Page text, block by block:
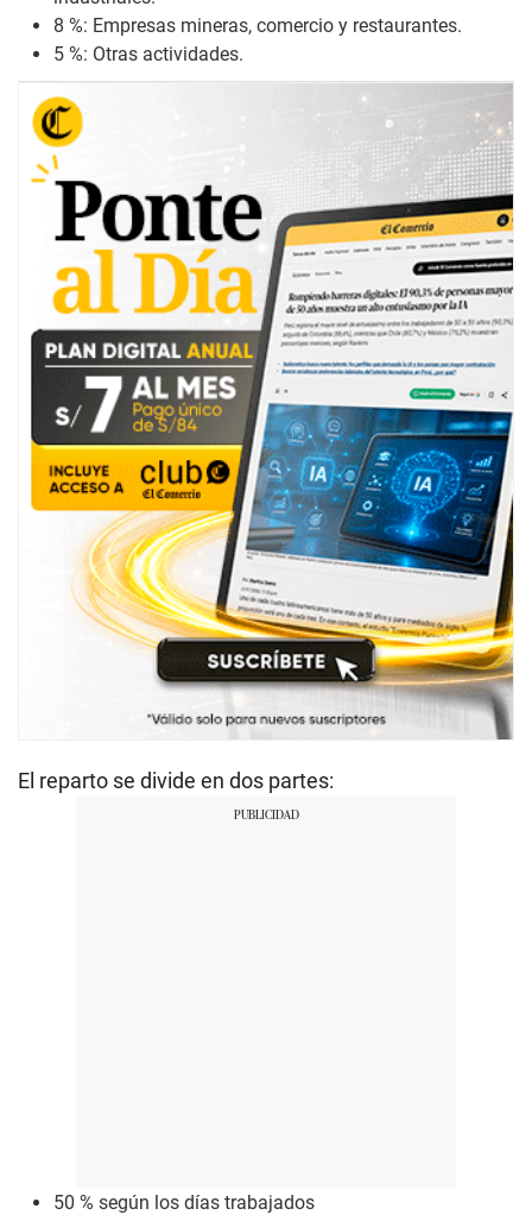
8 %: Empresas mineras, comercio y restaurantes.
5 %: Otras actividades.
El reparto se divide en dos partes:
50 % según los días trabajados